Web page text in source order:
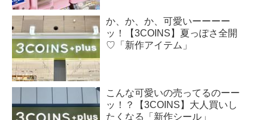
か、か、か、可愛いーーーー
ッ！【3COINS】夏っぽさ全開
♡「新作アイテム」
こんな可愛いの売ってるのーー
ッ！？【3COINS】大人買いし
たくなる「新作シール」